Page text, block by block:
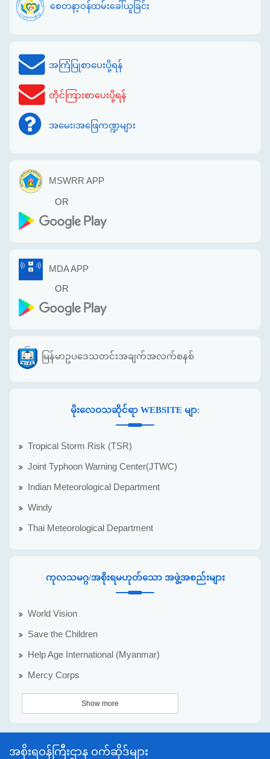
စေတနာ့ဝန်ထမ်းခေါ်ယူခြင်း
အကြံပြုစာပေးပို့ရန်
တိုင်ကြားစာပေးပို့ရန်
အမေး၊အဖြေကဏ္ဍများ
MSWRR APP
OR
MDA APP
OR
မြန်မာဥပဒေသတင်းအချက်အလက်စနစ်
မိုးလေဝသဆိုင်ရာ WEBSITE မျာ:
Tropical Storm Risk (TSR)
Joint Typhoon Warning Center(JTWC)
Indian Meteorological Department
Windy
Thai Meteorological Department
ကုလသမဂ္ဂ/အစိုးရမဟုတ်သော အဖွဲ့အစည်းများ
World Vision
Save the Children
Help Age International (Myanmar)
Mercy Corps
Show more
အစိုးရဝန်ကြီးဌာန ဝက်ဆိုဒ်များ